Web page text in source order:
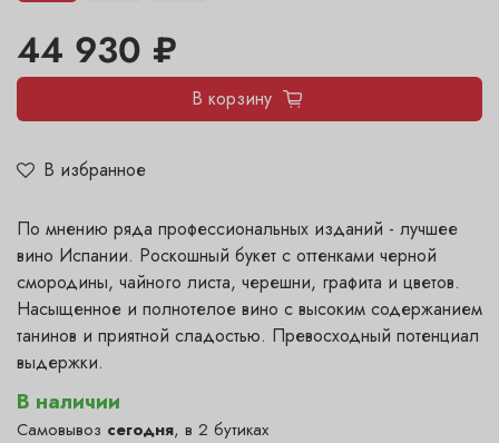
В избранное
44 930 ₽
В корзину
В наличии
Самовывоз сегодня, в 2 бутиках
По мнению ряда профессиональных изданий - лучшее
вино Испании. Роскошный букет с оттенками черной
смородины, чайного листа, черешни, графита и цветов.
Насыщенное и полнотелое вино с высоким содержанием
танинов и приятной сладостью. Превосходный потенциал
выдержки.